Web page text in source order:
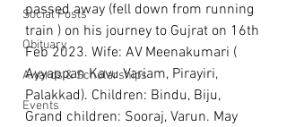
Social Posts
Obituary
Awards & Scholarships
Events
passed away (fell down from running
train ) on his journey to Gujrat on 16th
Feb 2023. Wife: AV Meenakumari (
Ayyappan Kavu Variam, Pirayiri,
Palakkad). Children: Bindu, Biju,
Grand children: Sooraj, Varun. May